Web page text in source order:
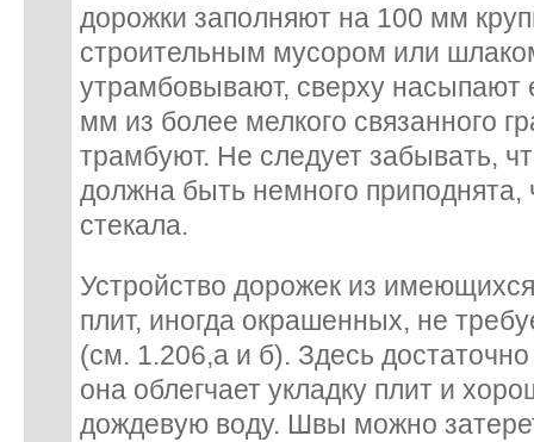
дорожки заполняют на 100 мм
строительным мусором или
утрамбовывают, сверху
мм из более мелкого связанного
трамбуют. Не следует забывать,
должна быть немного
стекала.
Устройство дорожек из
плит, иногда окрашенных, не
(см. 1.206,а и б). Здесь
она облегчает укладку плит и
дождевую воду. Швы можно